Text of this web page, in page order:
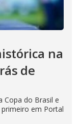
na
de
Copa do Brasil e
em Portal